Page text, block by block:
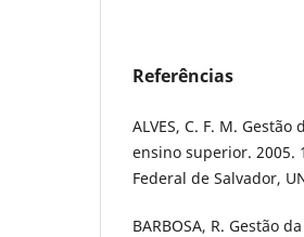
Referências
ALVES, C. F. M.
ensino superior. 2005.
Federal de Salvador,
BARBOSA, R. Gestão